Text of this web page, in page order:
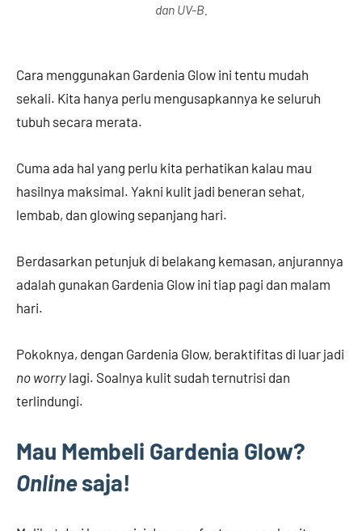
dan UV-B.
Cara menggunakan Gardenia Glow ini tentu mudah
sekali. Kita hanya perlu mengusapkannya ke seluruh
tubuh secara merata.
Cuma ada hal yang perlu kita perhatikan kalau mau
hasilnya maksimal. Yakni kulit jadi beneran sehat,
lembab, dan glowing sepanjang hari.
Berdasarkan petunjuk di belakang kemasan, anjurannya
adalah gunakan Gardenia Glow ini tiap pagi dan malam
hari.
Pokoknya, dengan Gardenia Glow, beraktifitas di luar jadi
no worry lagi. Soalnya kulit sudah ternutrisi dan
terlindungi.
Mau Membeli Gardenia Glow?
Onlinesaja!